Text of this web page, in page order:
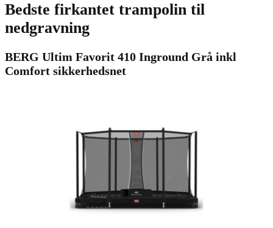
Bedste firkantet trampolin til
nedgravning
BERG Ultim Favorit 410 Inground Grå inkl
Comfort sikkerhedsnet